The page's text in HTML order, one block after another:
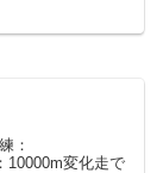
：
10000m変化走で